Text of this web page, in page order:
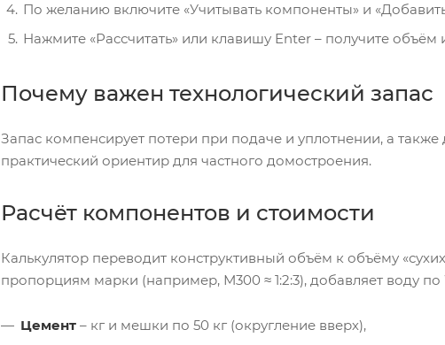
По желанию включите «Учитывать компоненты» и
Нажмите «Рассчитать» или клавишу Enter – получите
Почему важен технологический запас
Запас компенсирует потери при подаче и уплотнении, а
практический ориентир для частного домостроения.
Расчёт компонентов и стоимости
Калькулятор переводит конструктивный объём к объёму
пропорциям марки (например, М300 ≈ 1:2:3), добавляет воду по
Цемент – кг и мешки по 50 кг (округление вверх),